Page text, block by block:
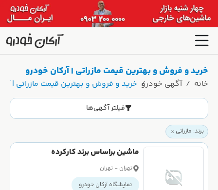
خرید و فروش و بهترین قیمت مازراتی | آرکان خودرو
خانه آگهی خودرو خرید و فروش و بهترین قیمت مازراتی |
فیلتر آگهی‌ها
برند: مازراتی
ماشین براساس برند کارکرده
تهران - تهران
نمایشگاه آرکان خودرو